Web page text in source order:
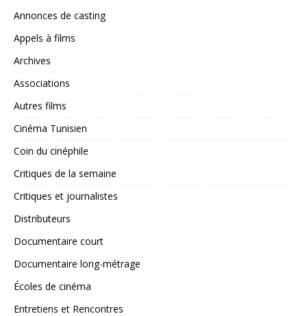
Annonces de casting
Appels à films
Archives
Associations
Autres films
Cinéma Tunisien
Coin du cinéphile
Critiques de la semaine
Critiques et journalistes
Distributeurs
Documentaire court
Documentaire long-métrage
Écoles de cinéma
Entretiens et Rencontres